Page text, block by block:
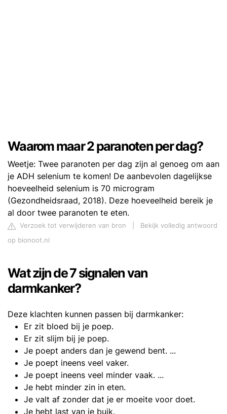
Waarom maar 2 paranoten per dag?
Weetje: Twee paranoten per dag zijn al genoeg om aan
je ADH selenium te komen! De aanbevolen dagelijkse
hoeveelheid selenium is 70 microgram
(Gezondheidsraad, 2018). Deze hoeveelheid bereik je
al door twee paranoten te eten.
Verzoek tot verwijderen van bron
Bekijk volledig antwoord
op bionoot.nl
Wat zijn de 7 signalen van
darmkanker?
Deze klachten kunnen passen bij darmkanker:
Er zit bloed bij je poep.
Er zit slijm bij je poep.
Je poept anders dan je gewend bent. ...
Je poept ineens veel vaker.
Je poept ineens veel minder vaak. ...
Je hebt minder zin in eten.
Je valt af zonder dat je er moeite voor doet.
Je hebt last van je buik.